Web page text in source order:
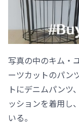
写真の中のキム・
ーツカットのパン
トにデニムパンツ
ッションを着用し
いる。